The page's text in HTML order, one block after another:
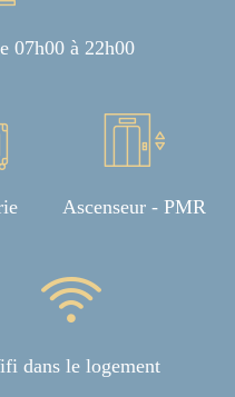
07h00 à 22h00
Ascenseur - PMR
dans le logement